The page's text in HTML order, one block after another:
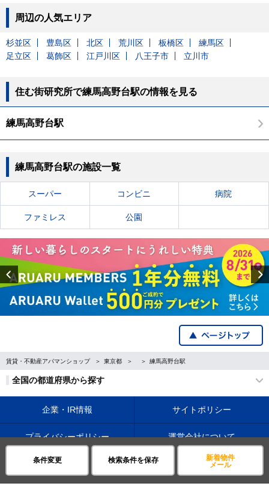
条件変更 検索条件を保存
新着物件
メール
周辺の人気エリア
杉並区 豊島区 北区 荒川区 板橋区
練馬区
足立区
葛飾区 江戸川区 八王子市 立川市
住む街研究所で練馬高野台駅の情報を見る
練馬高野台駅
練馬高野台駅の施設一覧
スーパー コンビニ 病院
ファミレス 公園
Previous
賃貸・不動産アパマンショップ 東京都 練馬高野台駅
全国の都道府県から探す
企業・IR情報 サイトポリシー
プライバシーポリシー 運営会社について
©APAMAN Co.,Ltd.